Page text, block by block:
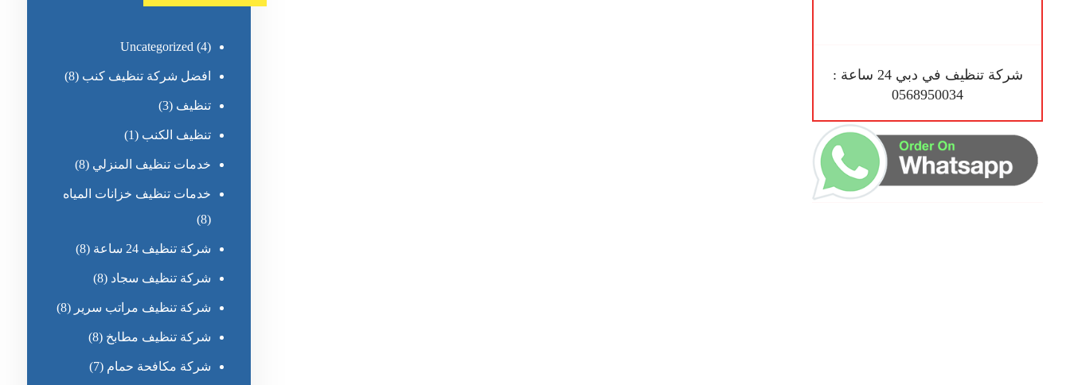
شركة تنظيف في دبي 24 ساعة :
0568950034
Uncategorized (4)
افضل شركة تنظيف كنب (8)
تنظيف (3)
تنظيف الكنب (1)
خدمات تنظيف المنزلي (8)
خدمات تنظيف خزانات المياه
(8)
شركة تنظيف 24 ساعة (8)
شركة تنظيف سجاد (8)
شركة تنظيف مراتب سرير (8)
شركة تنظيف مطابخ (8)
شركة مكافحة حمام (7)